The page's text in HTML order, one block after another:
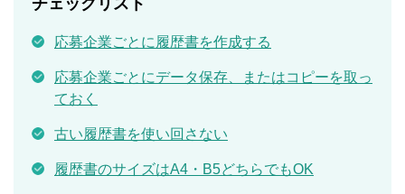
応募企業ごとに履歴書を作成する
応募企業ごとにデータ保存、またはコピーを取っ
ておく
古い履歴書を使い回さない
履歴書のサイズはA4・B5どちらでもOK